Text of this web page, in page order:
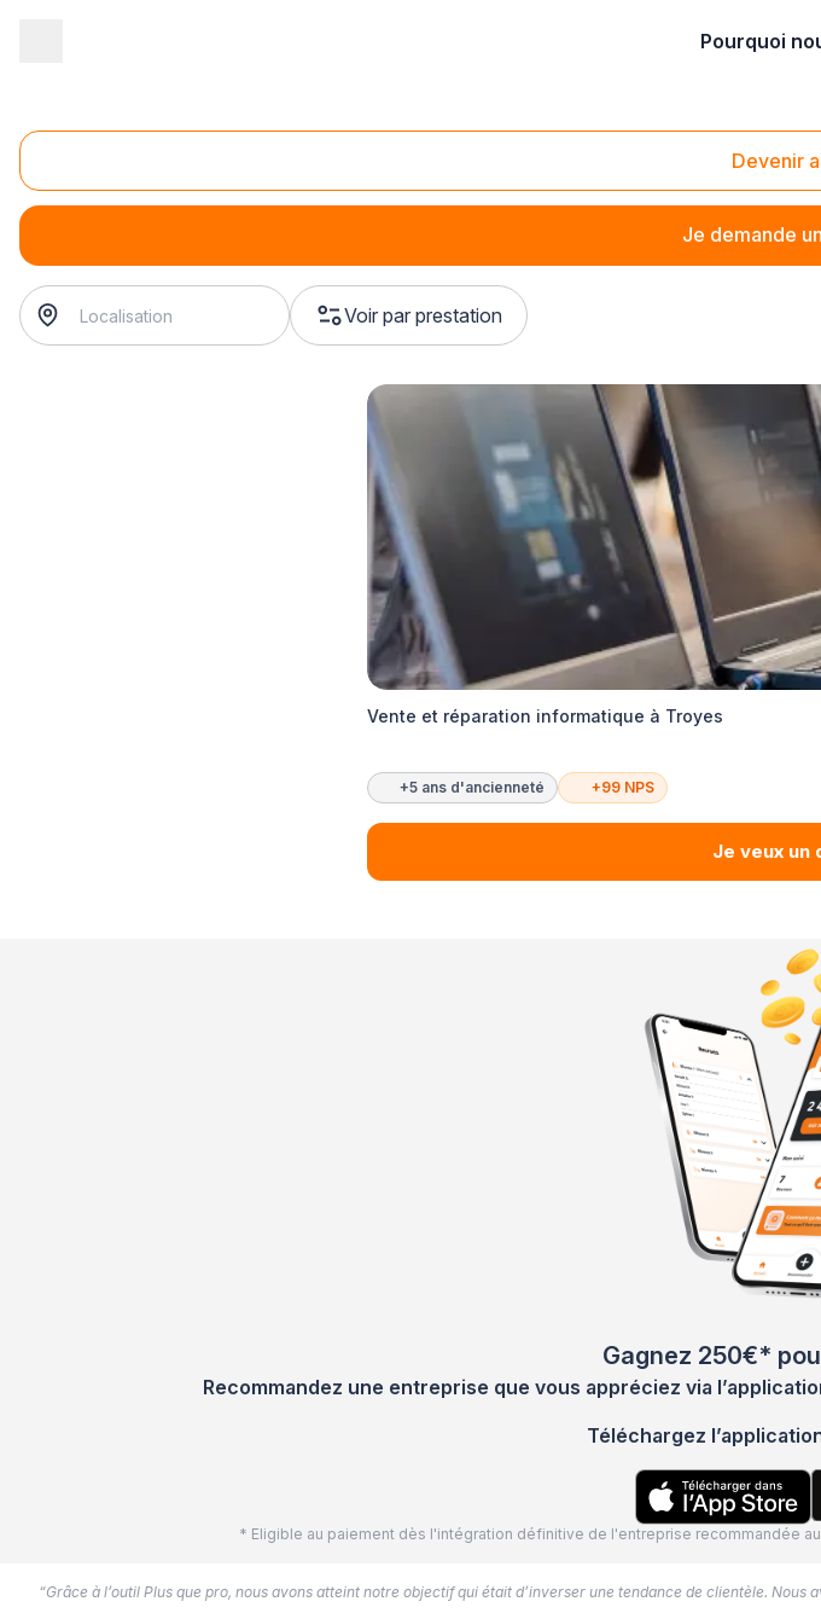
Pourquoi
Devenir
Je demande
Vente de jeux PlayStation
Vente de jeux PlayStation
Voir par prestation
Vente et réparation informatique à Troyes
+5 ans d'ancienneté +99 NPS
Je veux un
Gagnez 250€*
Recommandez une entreprise que vous appréciez via
Téléchargez
* Eligible au paiement dès l'intégration définitive de l'entreprise recommandée
“Grâce à l’outil Plus que pro, nous avons atteint notre objectif qui était d’inverser une tendance de clientèle. Nous